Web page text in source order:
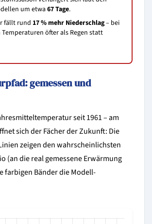
um etwa67 Tage.
fällt rund 17 % mehr Niederschlag– bei
öfter als Regen statt
gemessen und
seit 1961 – am
sich der Fächer der Zukunft: Die
zeigen den wahrscheinlichsten
(an die real gemessene Erwärmung
farbigen Bänder die Modell-